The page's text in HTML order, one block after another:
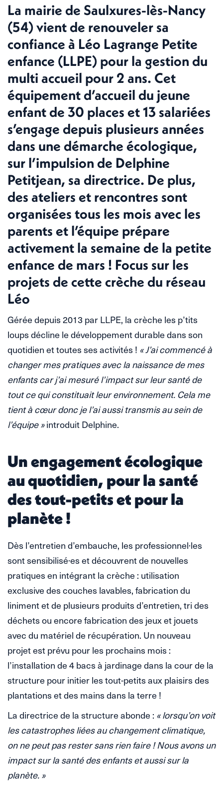
La mairie de Saulxures-lès-Nancy
(54) vient de renouveler sa
confiance à Léo Lagrange Petite
enfance (LLPE) pour la gestion du
multi accueil pour 2 ans. Cet
équipement d’accueil du jeune
enfant de 30 places et 13 salariées
s’engage depuis plusieurs années
dans une démarche écologique,
sur l’impulsion de Delphine
Petitjean, sa directrice. De plus,
des ateliers et rencontres sont
organisées tous les mois avec les
parents et l’équipe prépare
activement la semaine de la petite
enfance de mars ! Focus sur les
projets de cette crèche du réseau
Léo
Gérée depuis 2013 par LLPE, la crèche les p’tits
loups décline le développement durable dans son
quotidien et toutes ses activités ! « J’ai commencé à
changer mes pratiques avec la naissance de mes
enfants car j’ai mesuré l’impact sur leur santé de
tout ce qui constituait leur environnement. Cela me
tient à cœur donc je l’ai aussi transmis au sein de
l’équipe »introduit Delphine.
Un engagement écologique
au quotidien, pour la santé
des tout-petits et pour la
planète !
Dès l’entretien d’embauche, les professionnel·les
sont sensibilisé·es et découvrent de nouvelles
pratiques en intégrant la crèche : utilisation
exclusive des couches lavables, fabrication du
liniment et de plusieurs produits d’entretien, tri des
déchets ou encore fabrication des jeux et jouets
avec du matériel de récupération. Un nouveau
projet est prévu pour les prochains mois :
l’installation de 4 bacs à jardinage dans la cour de la
structure pour initier les tout-petits aux plaisirs des
plantations et des mains dans la terre !
La directrice de la structure abonde : « lorsqu’on voit
les catastrophes liées au changement climatique,
on ne peut pas rester sans rien faire ! Nous avons un
impact sur la santé des enfants et aussi sur la
planète. »